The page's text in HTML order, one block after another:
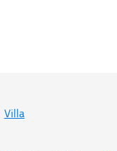
Villa